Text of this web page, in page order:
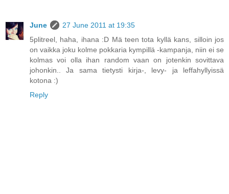
June
27 June 2011 at 19:35
5plitreel, haha, ihana :D Mä teen tota kyllä kans, silloin jos
on vaikka joku kolme pokkaria kympillä -kampanja, niin ei se
kolmas voi olla ihan random vaan on jotenkin sovittava
johonkin.. Ja sama tietysti kirja-, levy- ja leffahyllyissä
kotona :)
Reply